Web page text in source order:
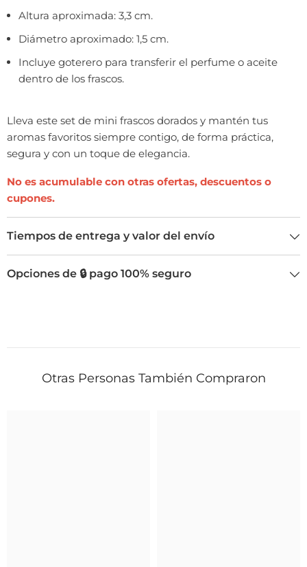
Altura aproximada: 3,3 cm.
Diámetro aproximado: 1,5 cm.
Incluye goterero para transferir el perfume o aceite
dentro de los frascos.
Lleva este set de mini frascos dorados y mantén tus
aromas favoritos siempre contigo, de forma práctica,
segura y con un toque de elegancia.
No es acumulable con otras ofertas, descuentos o
cupones.
Tiempos de entrega y valor del envío
Opciones de 🔒 pago 100% seguro
Otras Personas También Compraron